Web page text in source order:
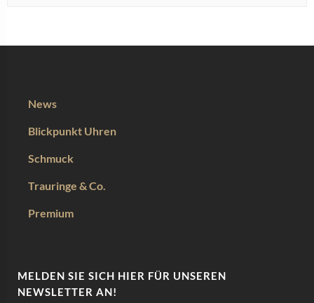
News
Blickpunkt Uhren
Schmuck
Trauringe & Co.
Premium
MELDEN SIE SICH HIER FÜR UNSEREN
NEWSLETTER AN!